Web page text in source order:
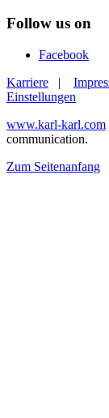
Follow us on
Facebook
Karriere |
Einstellungen
www.karl-karl.com
communication.
Zum Seitenanfang